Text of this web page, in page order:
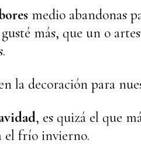
medio abandonas
más, que un o
la decoración para
, es quizá el que
el frío invierno.